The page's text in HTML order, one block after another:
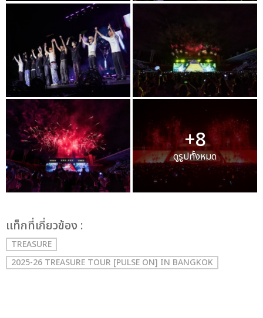
+8
ดูรูปทั้งหมด
เเท็กที่เกี่ยวข้อง :
TREASURE
2025-26 TREASURE TOUR [PULSE ON] IN BANGKOK